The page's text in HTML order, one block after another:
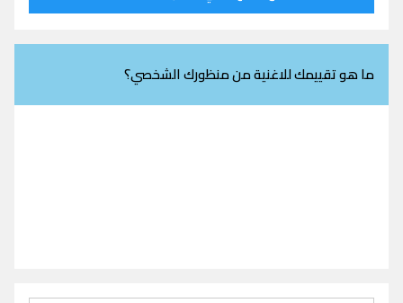
ما هو تقييمك للاغنية من منظورك الشخصي؟